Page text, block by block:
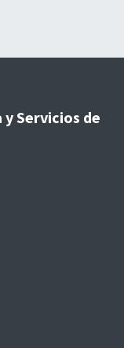
Servicios de